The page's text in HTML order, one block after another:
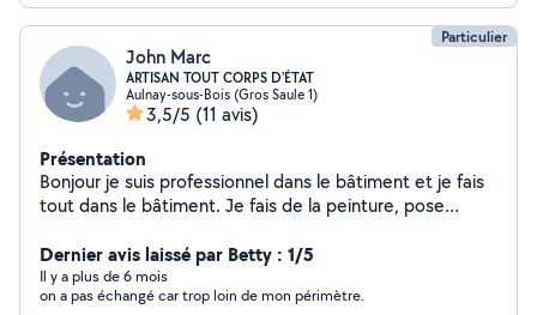
Particulier
John Marc
ARTISAN TOUT CORPS D'ÉTAT
Aulnay-sous-Bois (Gros Saule 1)
3,5/5 (11 avis)
Présentation
Bonjour je suis professionnel dans le bâtiment et je fais
tout dans le bâtiment. Je fais de la peinture, pose
pose carrelage, de la chap pour une terrasse extérieure
Je fais de la maçonnerie, je fais de la plomberie.
N'hésitez pas à m'appeler !!!! Mon numéro de téléphone
Dernier avis laissé par Betty : 1/5
Il y a plus de 6 mois
on a pas échangé car trop loin de mon périmètre.